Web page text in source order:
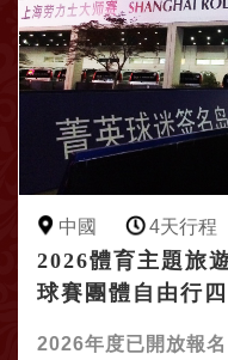
中國 4天行程
2026體育主題旅
球賽團體自由行
2026年度已開放報